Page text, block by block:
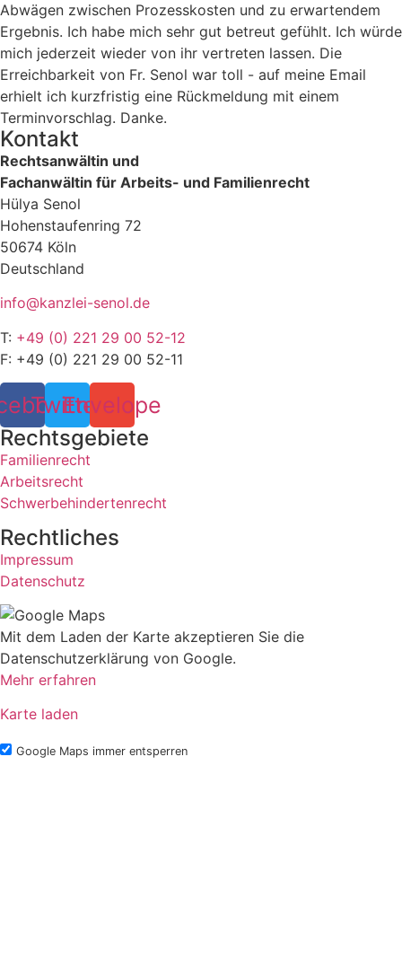
Abwägen zwischen Prozesskosten und zu erwartendem
Ergebnis. Ich habe mich sehr gut betreut gefühlt. Ich würde
mich jederzeit wieder von ihr vertreten lassen. Die
Erreichbarkeit von Fr. Senol war toll - auf meine Email
erhielt ich kurzfristig eine Rückmeldung mit einem
Terminvorschlag. Danke.
Kontakt
Rechtsanwältin und
Fachanwältin für Arbeits- und Familienrecht
Hülya Senol
Hohenstaufenring 72
50674 Köln
Deutschland
info@kanzlei-senol.de
T: +49 (0) 221 29 00 52-12
F: +49 (0) 221 29 00 52-11
Twitter
Envelope
Rechts­gebiete
Familienrecht
Arbeitsrecht
Schwerbehindertenrecht
Rechtliches
Impressum
Datenschutz
Mit dem Laden der Karte akzeptieren Sie die
Datenschutzerklärung von Google.
Mehr erfahren
Karte laden
Google Maps immer entsperren